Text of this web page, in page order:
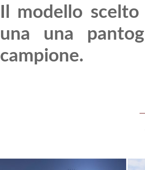
Il modello
una una
campione.